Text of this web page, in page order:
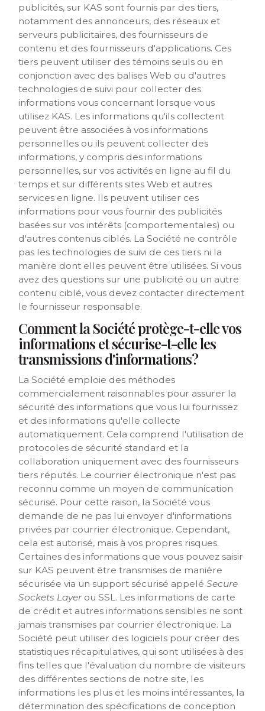
publicités, sur KAS sont fournis par des tiers,
notamment des annonceurs, des réseaux et
serveurs publicitaires, des fournisseurs de
contenu et des fournisseurs d'applications. Ces
tiers peuvent utiliser des témoins seuls ou en
conjonction avec des balises Web ou d'autres
technologies de suivi pour collecter des
informations vous concernant lorsque vous
utilisez KAS. Les informations qu'ils collectent
peuvent être associées à vos informations
personnelles ou ils peuvent collecter des
informations, y compris des informations
personnelles, sur vos activités en ligne au fil du
temps et sur différents sites Web et autres
services en ligne. Ils peuvent utiliser ces
informations pour vous fournir des publicités
basées sur vos intérêts (comportementales) ou
d'autres contenus ciblés. La Société ne contrôle
pas les technologies de suivi de ces tiers ni la
manière dont elles peuvent être utilisées. Si vous
avez des questions sur une publicité ou un autre
contenu ciblé, vous devez contacter directement
le fournisseur responsable.
Comment la Société protège-t-elle vos
informations et sécurise-t-elle les
transmissions d'informations?
La Société emploie des méthodes
commercialement raisonnables pour assurer la
sécurité des informations que vous lui fournissez
et des informations qu'elle collecte
automatiquement. Cela comprend l'utilisation de
protocoles de sécurité standard et la
collaboration uniquement avec des fournisseurs
tiers réputés. Le courrier électronique n'est pas
reconnu comme un moyen de communication
sécurisé. Pour cette raison, la Société vous
demande de ne pas lui envoyer d'informations
privées par courrier électronique. Cependant,
cela est autorisé, mais à vos propres risques.
Certaines des informations que vous pouvez saisir
sur KAS peuvent être transmises de manière
sécurisée via un support sécurisé appelé Secure
Sockets Layerou SSL. Les informations de carte
de crédit et autres informations sensibles ne sont
jamais transmises par courrier électronique. La
Société peut utiliser des logiciels pour créer des
statistiques récapitulatives, qui sont utilisées à des
fins telles que l'évaluation du nombre de visiteurs
des différentes sections de notre site, les
informations les plus et les moins intéressantes, la
détermination des spécifications de conception